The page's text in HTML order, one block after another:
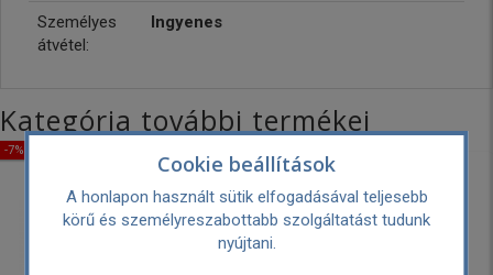
Személyes
átvétel:
Ingyenes
Kategória további termékei
-7% KEDVEZMÉNY
GM-A3702 Autóhifi erősítő, 2
csatornás, 500 W
35,990 Ft
33,390 Ft
Cookie beállítások
A honlapon használt sütik elfogadásával teljesebb
körű és személyreszabottabb szolgáltatást tudunk
nyújtani.